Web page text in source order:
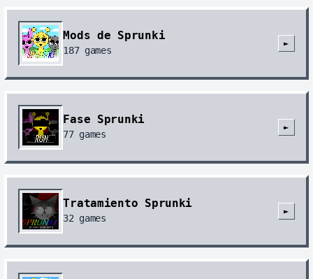
Mods de Sprunki
187games
►
Fase Sprunki
77games
►
Tratamiento Sprunki
32 games
►